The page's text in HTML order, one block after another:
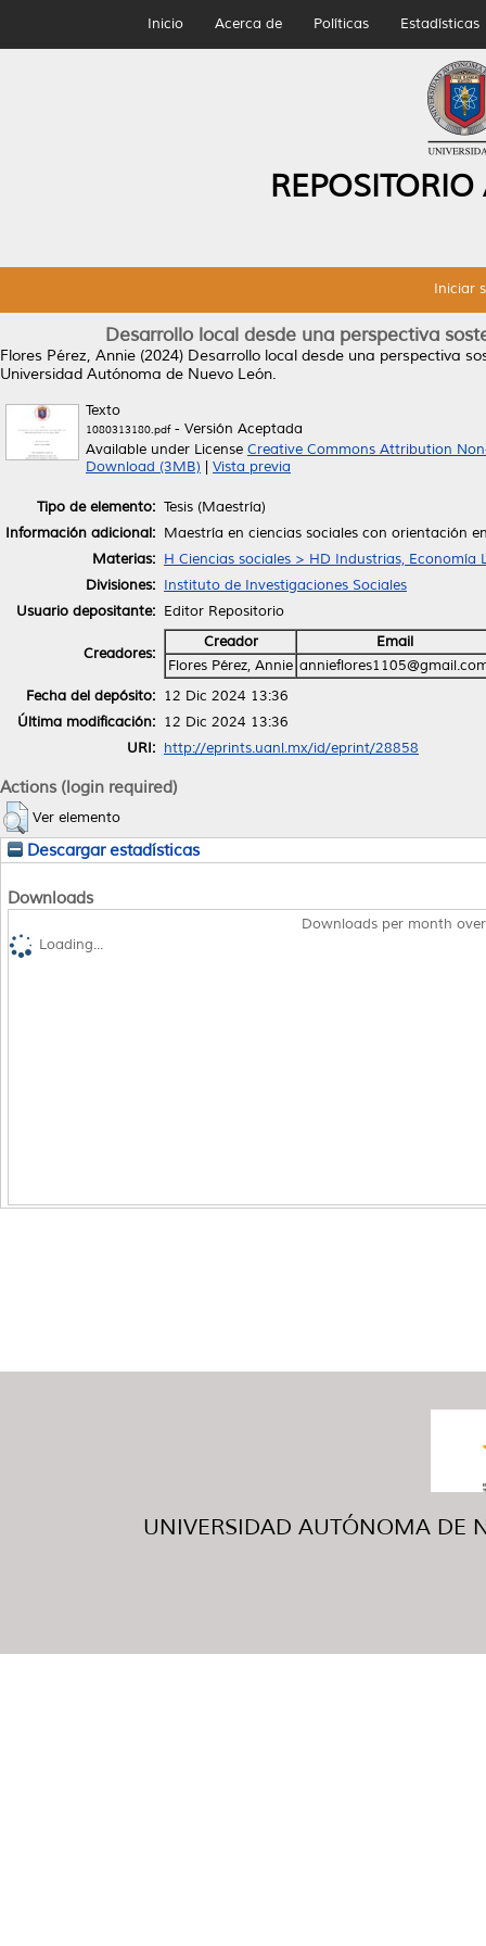
Inicio Acerca de Políticas Estadísticas
Iniciar
Desarrollo local desde una perspectiva
Flores Pérez, Annie (2024) Desarrollo local desde una perspectiva
Universidad Autónoma de Nuevo León.
Texto
1080313180.pdf- Versión Aceptada
Available under License Creative Commons Attribution
Download (3MB)
Vista previa
Tipo de elemento: Tesis (Maestría)
Información adicional: Maestría en ciencias sociales con orientación
Materias: H Ciencias sociales > HD Industrias, Economía
Divisiones: Instituto de Investigaciones Sociales
Usuario depositante: Editor Repositorio
Creadores:
Creador
Email
Flores Pérez, Annie
Fecha del depósito: 12 Dic 2024 13:36
Última modificación: 12 Dic 2024 13:36
URI: http://eprints.uanl.mx/id/eprint/28858
Actions (login required)
Ver elemento
Descargar estadísticas
Downloads
Downloads per month
Loading...
UNIVERSIDAD AUTÓNOMA DE